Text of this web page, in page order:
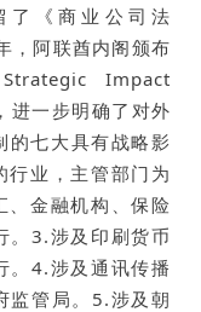
了《商业公司法
，阿联酋内阁颁布
Impact
进一步明确了对外
的七大具有战略影
业，主管部门为
、金融机构、保险
。3.涉及印刷货币
。4.涉及通讯传播
监管局。5.涉及朝